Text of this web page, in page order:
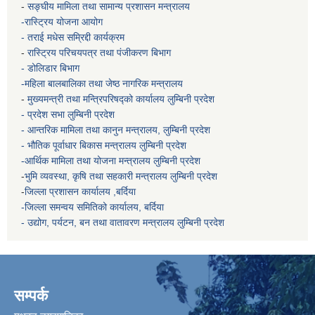
- सङ्घीय मामिला तथा सामान्य प्रशासन मन्त्रालय
-रास्ट्रिय योजना आयोग
- तराई मधेस सम्रिद्दी कार्यक्रम
- रास्ट्रिय परिचयपत्र तथा पंजीकरण बिभाग
- डोलिडार बिभाग
-महिला बालबालिका तथा जेष्ठ नागरिक मन्त्रालय
- मुख्यमन्त्री तथा मन्त्रिपरिषद्को कार्यालय लुम्बिनी प्रदेश
- प्रदेश सभा लुम्बिनी प्रदेश
- आन्तरिक मामिला तथा कानुन मन्त्रालय, लुम्बिनी प्रदेश
- भौतिक पूर्वाधार बिकास मन्त्रालय लुम्बिनी प्रदेश
-आर्थिक मामिला तथा योजना मन्त्रालय लुम्बिनी प्रदेश
-भुमि व्यवस्था, कृषि तथा सहकारी मन्त्रालय लुम्बिनी प्रदेश
-जिल्ला प्रशासन कार्यालय ,बर्दिया
-जिल्ला समन्वय समितिको कार्यालय, बर्दिया
- उद्योग, पर्यटन, बन तथा वातावरण मन्त्रालय लुम्बिनी प्रदेश
सम्पर्क